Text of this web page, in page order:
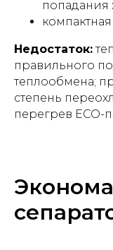
попадания
Недостаток:
правильного
теплообмена;
степень
перегрев ECO-